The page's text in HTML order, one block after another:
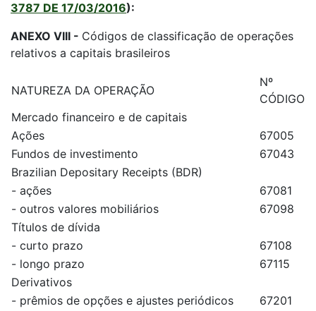
3787 DE 17/03/2016):
ANEXO VIII - Códigos de classificação de operações
relativos a capitais brasileiros
NATUREZA DA OPERAÇÃO
Nº
CÓDIGO
Mercado financeiro e de capitais
Ações
67005
Fundos de investimento
67043
Brazilian Depositary Receipts (BDR)
- ações
67081
- outros valores mobiliários
67098
Títulos de dívida
- curto prazo
67108
- longo prazo
67115
Derivativos
- prêmios de opções e ajustes periódicos
67201